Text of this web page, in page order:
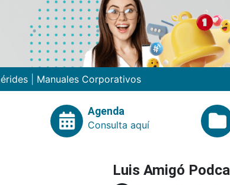
Manuales Corporativos
Agenda
Consulta aquí
Luis Amigó